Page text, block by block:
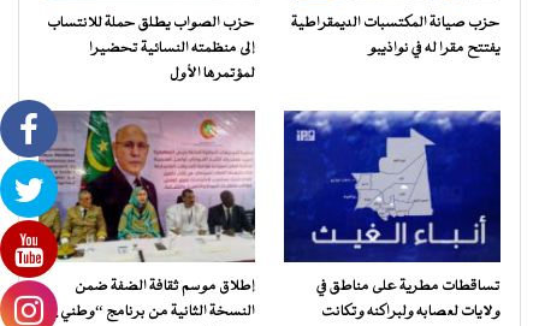
حزب صيانة المكتسبات الديمقراطية
يفتتح مقرا له في نواذيبو
حزب الصواب يطلق حملة للانتساب
إلى منظمته النسائية تحضيرا
لمؤتمرها الأول
تساقطات مطرية على مناطق في
ولايات لعصابه ولبراكنه وتكانت
إطلاق موسم ثقافة الضفة ضمن
النسخة الثانية من برنامج “وطني…